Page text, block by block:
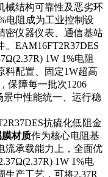
械结构可靠性及恶劣环
电阻成为工业控制设
密仪器仪表、通信基站
EAM16FT2R37DES
1W 1%电阻
料配置、固定1W超高
保障每一批次1206
景中性能统一、运行稳
抗硫化低阻金
材质作为核心电阻基
流承载能力上，全面优
1W 1%电
产工艺，可将2.37R